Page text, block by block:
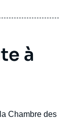
à
Chambre des